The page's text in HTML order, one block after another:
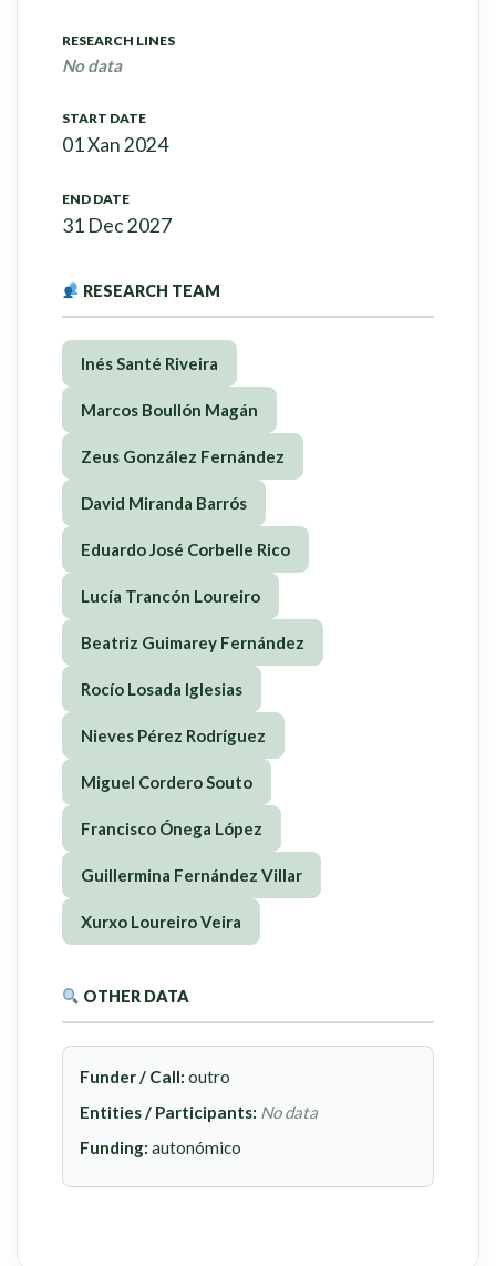
RESEARCH LINES
No data
START DATE
01 Xan 2024
END DATE
31 Dec 2027
RESEARCH TEAM
Inés Santé Riveira
Marcos Boullón Magán
Zeus González Fernández
David Miranda Barrós
Eduardo José Corbelle Rico
Lucía Trancón Loureiro
Beatriz Guimarey Fernández
Rocío Losada Iglesias
Nieves Pérez Rodríguez
Miguel Cordero Souto
Francisco Ónega López
Guillermina Fernández Villar
Xurxo Loureiro Veira
OTHER DATA
Funder / Call: outro
Entities / Participants: No data
Funding: autonómico